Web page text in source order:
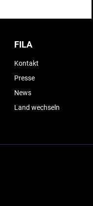
FILA
Kontakt
Presse
News
Land wechseln